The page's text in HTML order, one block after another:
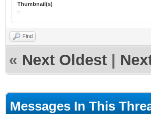
Thumbnail(s)
Find
« Next Oldest
Messages In This